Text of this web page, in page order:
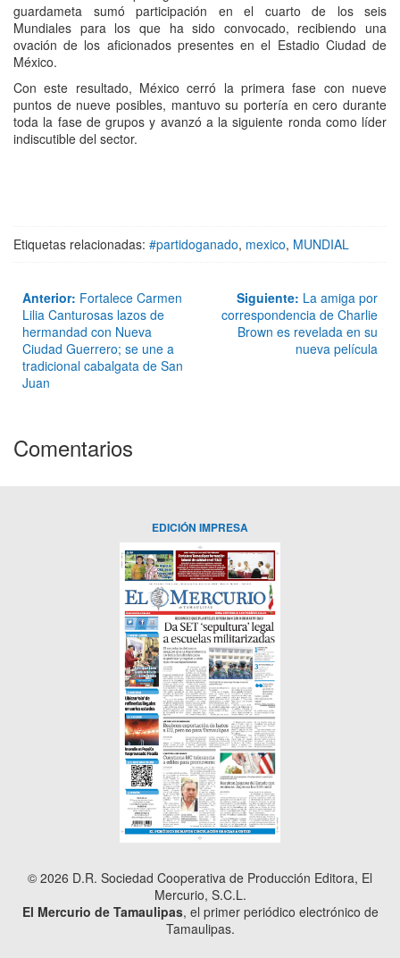
guardameta sumó participación en el cuarto de los seis
Mundiales para los que ha sido convocado, recibiendo una
ovación de los aficionados presentes en el Estadio Ciudad de
México.
Con este resultado, México cerró la primera fase con nueve
puntos de nueve posibles, mantuvo su portería en cero durante
toda la fase de grupos y avanzó a la siguiente ronda como líder
indiscutible del sector.
Etiquetas relacionadas: #partidoganado, mexico, MUNDIAL
Anterior: Fortalece Carmen
Lilia Canturosas lazos de
hermandad con Nueva
Ciudad Guerrero; se une a
tradicional cabalgata de San
Juan
Siguiente: La amiga por
correspondencia de Charlie
Brown es revelada en su
nueva película
Comentarios
EDICIÓN IMPRESA
© 2026 D.R. Sociedad Cooperativa de Producción Editora, El
Mercurio, S.C.L.
El Mercurio de Tamaulipas, el primer periódico electrónico de
Tamaulipas.